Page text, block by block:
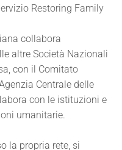
Restoring Family
collabora
altre Società Nazionali
con il Comitato
Centrale delle
con le istituzioni e
umanitarie.
la propria rete, si